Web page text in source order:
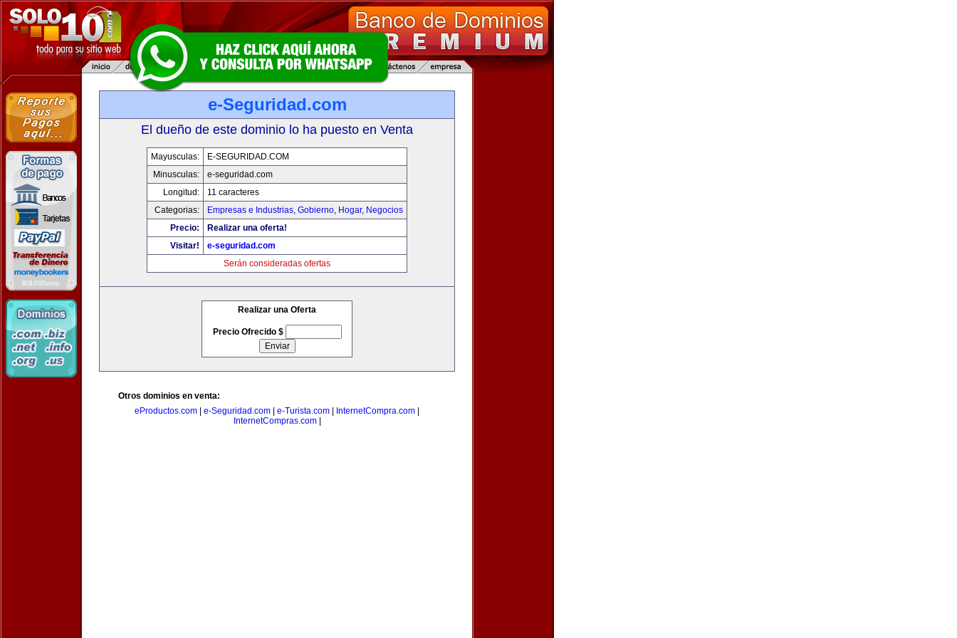
e-Seguridad.com
El dueño de este dominio lo ha puesto en Venta
Mayusculas:
E-SEGURIDAD.COM
Minusculas:
e-seguridad.com
Longitud:
11 caracteres
Categorias:
Empresas e Industrias, Gobierno, Hogar, Negocios
Precio:
Realizar una oferta!
Visitar!
e-seguridad.com
Serán consideradas ofertas
Realizar una Oferta
Precio Ofrecido $
Otros dominios en venta:
eProductos.com
e-Seguridad.com e-Turista.com InternetCompra.com
InternetCompras.com|